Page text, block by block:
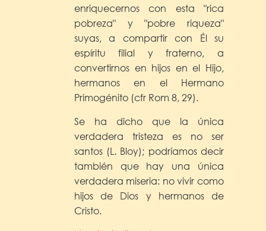
enriquecernos con esta "rica
pobreza" y "pobre riqueza"
suyas, a compartir con Él su
espíritu filial y fraterno, a
convertirnos en hijos en el Hijo,
hermanos en el Hermano
Primogénito (cfr Rom 8, 29).
Se ha dicho que la única
verdadera tristeza es no ser
santos (L. Bloy); podríamos decir
también que hay una única
verdadera miseria: no vivir como
hijos de Dios y hermanos de
Cristo.